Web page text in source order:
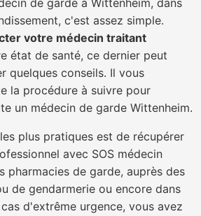
de garde à Wittenheim, dans
c'est assez simple.
votre médecin traitant
état de santé, ce dernier peut
quelques conseils. Il vous
la procédure à suivre pour
un médecin de garde Wittenheim.
plus pratiques est de récupérer
avec SOS médecin
pharmacies de garde, auprès des
de gendarmerie ou encore dans
d'extrême urgence, vous avez